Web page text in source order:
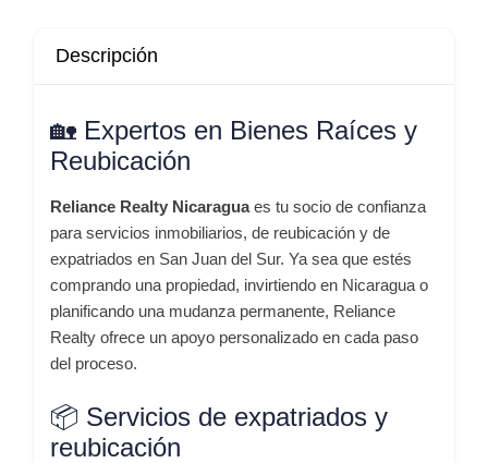
Descripción
🏡 Expertos en Bienes Raíces y
Reubicación
Reliance Realty Nicaraguaes tu socio de confianza
para servicios inmobiliarios, de reubicación y de
expatriados en San Juan del Sur. Ya sea que estés
comprando una propiedad, invirtiendo en Nicaragua o
planificando una mudanza permanente, Reliance
Realty ofrece un apoyo personalizado en cada paso
del proceso.
📦 Servicios de expatriados y
reubicación